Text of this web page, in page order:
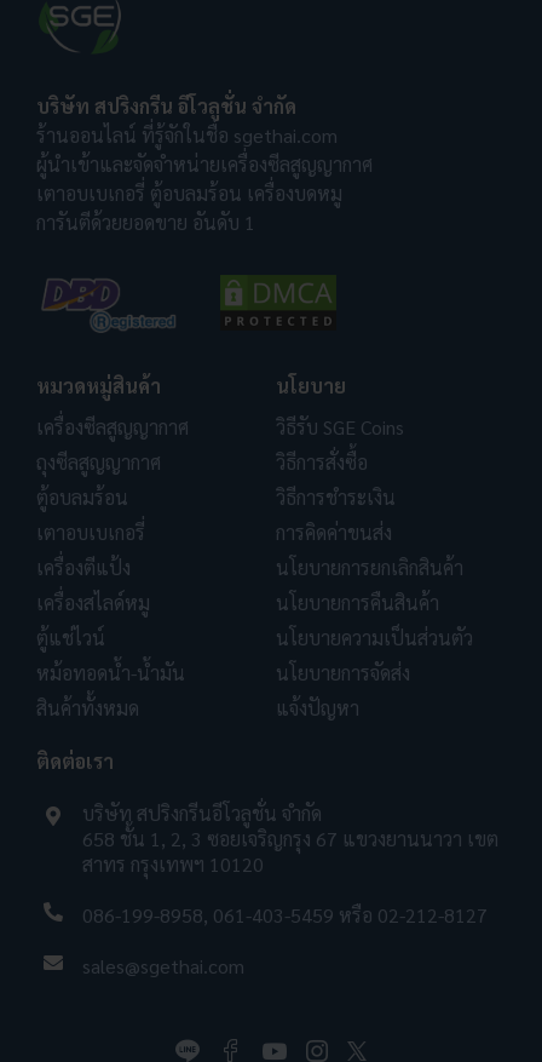
บริษัท สปริงกรีน อีโวลูชั่น จำกัด
ร้านออนไลน์ ที่รู้จักในชื่อ sgethai.com
ผู้นำเข้าและจัดจำหน่ายเครื่องซีลสูญญากาศ
เตาอบเบเกอรี่ ตู้อบลมร้อน เครื่องบดหมู
การันตีด้วยยอดขาย อันดับ 1
หมวดหมู่สินค้า
เครื่องซีลสูญญากาศ
ถุงซีลสูญญากาศ
ตู้อบลมร้อน
เตาอบเบเกอรี่
เครื่องตีแป้ง
เครื่องสไลด์หมู
ตู้แช่ไวน์
หม้อทอดน้ำ-น้ำมัน
สินค้าทั้งหมด
นโยบาย
วิธีรับ SGE Coins
วิธีการสั่งซื้อ
วิธีการชำระเงิน
การคิดค่าขนส่ง
นโยบายการยกเลิกสินค้า
นโยบายการคืนสินค้า
นโยบายความเป็นส่วนตัว
นโยบายการจัดส่ง
แจ้งปัญหา
ติดต่อเรา
บริษัท สปริงกรีนอีโวลูชั่น จำกัด
658 ชั้น 1, 2, 3 ซอยเจริญกรุง 67 แขวงยานนาวา เขต
สาทร กรุงเทพฯ 10120
086-199-8958, 061-403-5459 หรือ 02-212-8127
sales@sgethai.com